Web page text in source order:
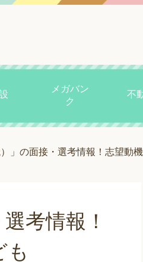
メガバン
ク
不
）」の面接・選考情報！志望動
考情報！
も